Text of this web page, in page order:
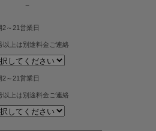
－
2～21営業日
以上は別途料金ご連絡
2～21営業日
以上は別途料金ご連絡